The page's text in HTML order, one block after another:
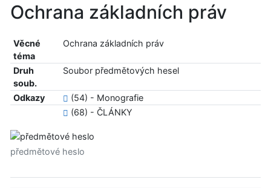
Ochrana základních práv
Věcné
téma
Ochrana základních práv
Druh
soub.
Soubor předmětových hesel
Odkazy
(54) - Monografie
(68) - ČLÁNKY
předmětové heslo